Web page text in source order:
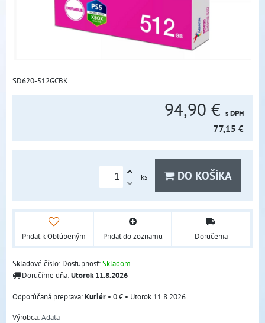
SD620-512GCBK
94,90 € s DPH
77,15 €
ks DO KOŠÍKA
Pridať k Obľúbeným Pridať do zoznamu Doručenia
Skladové číslo: Dostupnosť:Skladom
Doručíme dňa:Utorok11.8.2026
Kuriér • 0 € • Utorok 11.8.2026
Výrobca:Adata